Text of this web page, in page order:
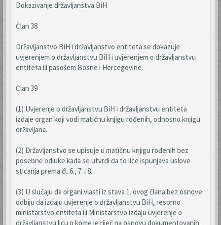
Dokazivanje državljanstva BiH
Član 38
Državljanstvo BiH i državljanstvo entiteta se dokazuje
uvjerenjem o državljanstvu BiH i uvjerenjem o državljanstvu
entiteta ili pasošem Bosne i Hercegovine.
Član 39
(1) Uvjerenje o državljanstvu BiH i državljanstvu entiteta
izdaje organ koji vodi matičnu knjigu rođenih, odnosno knjigu
državljana.
(2) Državljanstvo se upisuje u matičnu knjigu rođenih bez
posebne odluke kada se utvrdi da to lice ispunjava uslove
sticanja prema čl. 6., 7. i 8.
(3) U slučaju da organi vlasti iz stava 1. ovog člana bez osnove
odbiju da izdaju uvjerenje o državljanstvu BiH, resorno
ministarstvo entiteta ili Ministarstvo izdaju uvjerenje o
državljanstvu licu o kome je riječ na osnovu dokumentovanih